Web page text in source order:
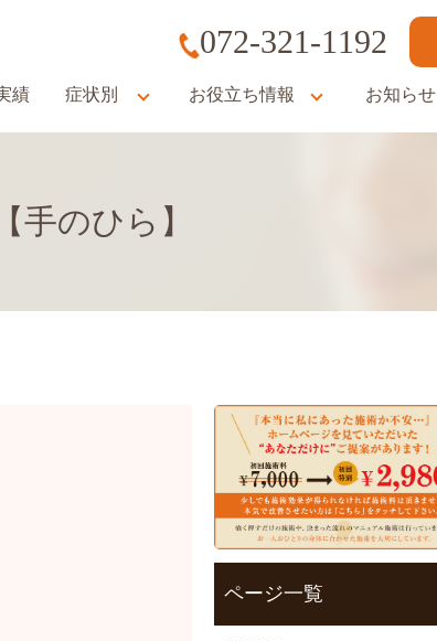
072-321-1192
績 症状別 お役立ち情報 お知らせ
手のひら】
ページ一覧